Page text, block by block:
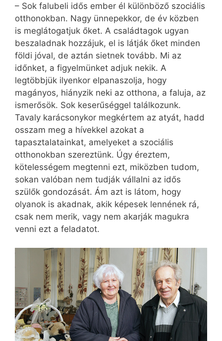
– Sok falubeli idős ember él különböző szociális
otthonokban. Nagy ünnepekkor, de év közben
is meglátogatjuk őket. A családtagok ugyan
beszaladnak hozzájuk, el is látják őket minden
földi jóval, de aztán sietnek tovább. Mi az
időnket, a figyelmünket adjuk nekik. A
legtöbbjük ilyenkor elpanaszolja, hogy
magányos, hiányzik neki az otthona, a faluja, az
ismerősök. Sok keserűséggel találkozunk.
Tavaly karácsonykor megkértem az atyát, hadd
osszam meg a hívekkel azokat a
tapasztalatainkat, amelyeket a szociális
otthonokban szereztünk. Úgy éreztem,
kötelességem megtenni ezt, miközben tudom,
sokan valóban nem tudják vállalni az idős
szülők gondozását. Ám azt is látom, hogy
olyanok is akadnak, akik képesek lennének rá,
csak nem merik, vagy nem akarják magukra
venni ezt a feladatot.